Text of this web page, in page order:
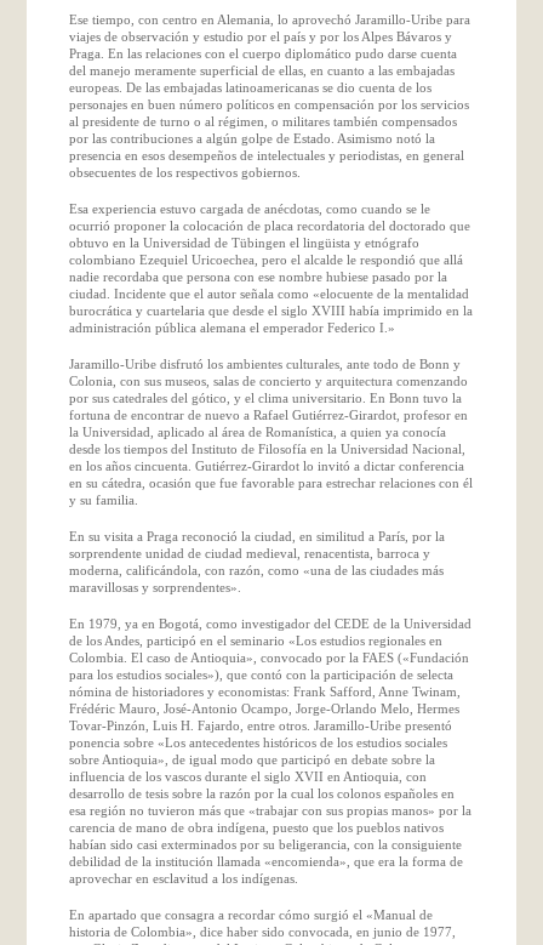
Ese tiempo, con centro en Alemania, lo aprovechó Jaramillo-Uribe para
viajes de observación y estudio por el país y por los Alpes Bávaros y
Praga. En las relaciones con el cuerpo diplomático pudo darse cuenta
del manejo meramente superficial de ellas, en cuanto a las embajadas
europeas. De las embajadas latinoamericanas se dio cuenta de los
personajes en buen número políticos en compensación por los servicios
al presidente de turno o al régimen, o militares también compensados
por las contribuciones a algún golpe de Estado. Asimismo notó la
presencia en esos desempeños de intelectuales y periodistas, en general
obsecuentes de los respectivos gobiernos.
Esa experiencia estuvo cargada de anécdotas, como cuando se le
ocurrió proponer la colocación de placa recordatoria del doctorado que
obtuvo en la Universidad de Tübingen el lingüista y etnógrafo
colombiano Ezequiel Uricoechea, pero el alcalde le respondió que allá
nadie recordaba que persona con ese nombre hubiese pasado por la
ciudad. Incidente que el autor señala como «elocuente de la mentalidad
burocrática y cuartelaria que desde el siglo XVIII había imprimido en la
administración pública alemana el emperador Federico I.»
Jaramillo-Uribe disfrutó los ambientes culturales, ante todo de Bonn y
Colonia, con sus museos, salas de concierto y arquitectura comenzando
por sus catedrales del gótico, y el clima universitario. En Bonn tuvo la
fortuna de encontrar de nuevo a Rafael Gutiérrez-Girardot, profesor en
la Universidad, aplicado al área de Romanística, a quien ya conocía
desde los tiempos del Instituto de Filosofía en la Universidad Nacional,
en los años cincuenta. Gutiérrez-Girardot lo invitó a dictar conferencia
en su cátedra, ocasión que fue favorable para estrechar relaciones con él
y su familia.
En su visita a Praga reconoció la ciudad, en similitud a París, por la
sorprendente unidad de ciudad medieval, renacentista, barroca y
moderna, calificándola, con razón, como «una de las ciudades más
maravillosas y sorprendentes».
En 1979, ya en Bogotá, como investigador del CEDE de la Universidad
de los Andes, participó en el seminario «Los estudios regionales en
Colombia. El caso de Antioquia», convocado por la FAES («Fundación
para los estudios sociales»), que contó con la participación de selecta
nómina de historiadores y economistas: Frank Safford, Anne Twinam,
Frédéric Mauro, José-Antonio Ocampo, Jorge-Orlando Melo, Hermes
Tovar-Pinzón, Luis H. Fajardo, entre otros. Jaramillo-Uribe presentó
ponencia sobre «Los antecedentes históricos de los estudios sociales
sobre Antioquia», de igual modo que participó en debate sobre la
influencia de los vascos durante el siglo XVII en Antioquia, con
desarrollo de tesis sobre la razón por la cual los colonos españoles en
esa región no tuvieron más que «trabajar con sus propias manos» por la
carencia de mano de obra indígena, puesto que los pueblos nativos
habían sido casi exterminados por su beligerancia, con la consiguiente
debilidad de la institución llamada «encomienda», que era la forma de
aprovechar en esclavitud a los indígenas.
En apartado que consagra a recordar cómo surgió el «Manual de
historia de Colombia», dice haber sido convocada, en junio de 1977,